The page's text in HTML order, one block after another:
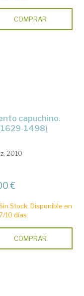
COMPRAR
1498)
2010
€
Stock. Disponible en
10 días.
COMPRAR